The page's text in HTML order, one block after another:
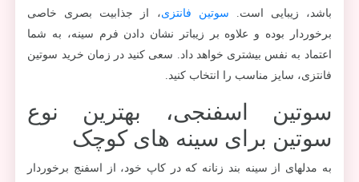
باشد، زیبایی است. سوتین فانتزی، از جذابیت بصری خاصی
برخوردار بوده و علاوه بر زیباتر نشان دادن فرم سینه، به شما
اعتماد به نفس بیشتری خواهد داد. سعی کنید در زمان خرید سوتین
فانتزی، سایز مناسب را انتخاب کنید.
سوتین اسفنجی، بهترین نوع
سوتین برای سینه های کوچک
به مدلهای از سینه بند زنانه که در کاپ خود، از اسفنج برخوردار